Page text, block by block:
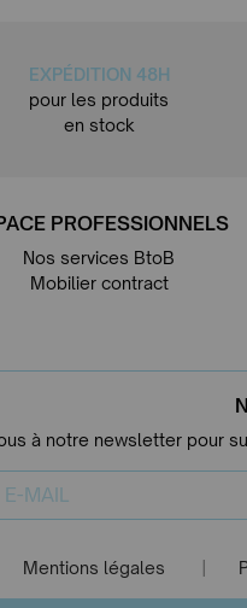
EXPÉDITION 48H
pour les produits
en stock
PROFESSIONNELS
Nos services BtoB
Mobilier contract
à notre newsletter pour
Mentions légales